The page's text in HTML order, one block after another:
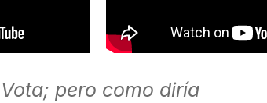
Vota; pero como diría